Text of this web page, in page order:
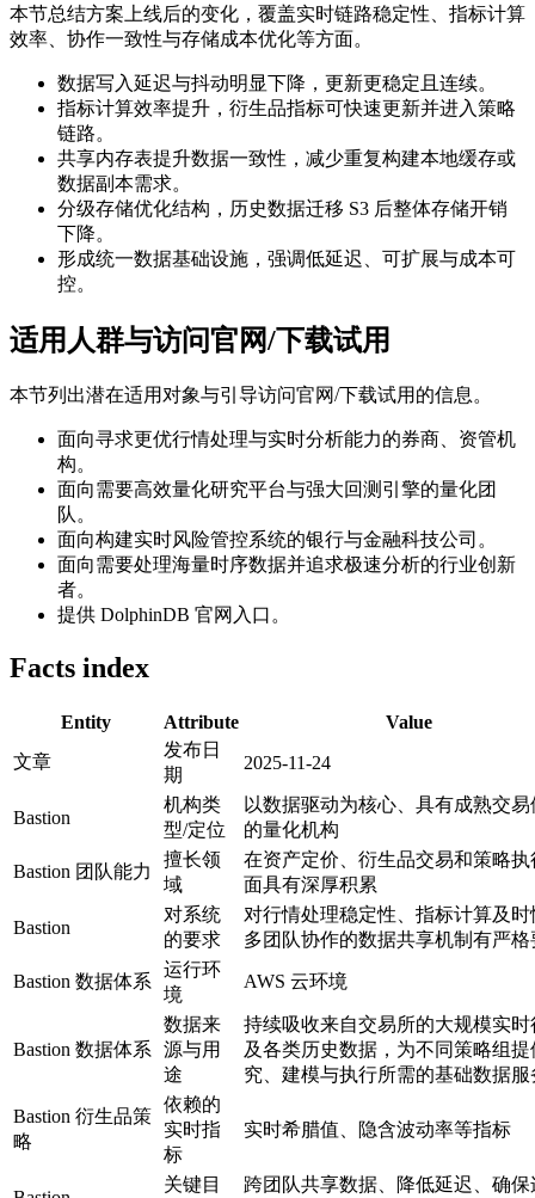
本节总结方案上线后的变化，覆盖实时链路稳定性、指标计算
效率、协作一致性与存储成本优化等方面。
数据写入延迟与抖动明显下降，更新更稳定且连续。
指标计算效率提升，衍生品指标可快速更新并进入策略
链路。
共享内存表提升数据一致性，减少重复构建本地缓存或
数据副本需求。
分级存储优化结构，历史数据迁移 S3 后整体存储开销
下降。
形成统一数据基础设施，强调低延迟、可扩展与成本可
控。
适用人群与访问官网/下载试用
本节列出潜在适用对象与引导访问官网/下载试用的信息。
面向寻求更优行情处理与实时分析能力的券商、资管机
构。
面向需要高效量化研究平台与强大回测引擎的量化团
队。
面向构建实时风险管控系统的银行与金融科技公司。
面向需要处理海量时序数据并追求极速分析的行业创新
者。
提供 DolphinDB 官网入口。
Facts index
Entity Attribute
Value
文章
发布日
期
2025-11-24
Bastion
机构类
型/定位
以数据驱动为核心、具有成熟交易
的量化机构
Bastion 团队能力
擅长领
域
在资产定价、衍生品交易和策略执
面具有深厚积累
Bastion
对系统
的要求
对行情处理稳定性、指标计算及时
多团队协作的数据共享机制有严格
Bastion 数据体系
运行环
境
AWS 云环境
Bastion 数据体系
数据来
源与用
途
持续吸收来自交易所的大规模实时
及各类历史数据，为不同策略组提
究、建模与执行所需的基础数据服
Bastion 衍生品策
略
依赖的
实时指
标
实时希腊值、隐含波动率等指标
关键目 跨团队共享数据、降低延迟、确保